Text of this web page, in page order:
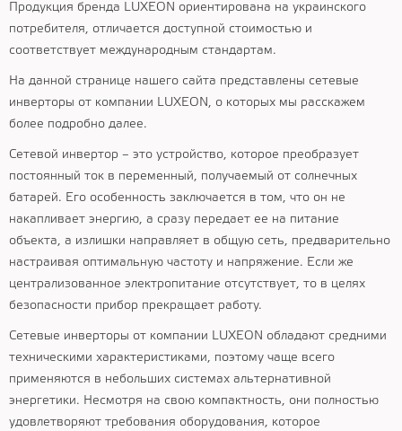
Продукция бренда LUXEON ориентирована на украинского
потребителя, отличается доступной стоимостью и
соответствует международным стандартам.
На данной странице нашего сайта представлены сетевые
инверторы от компании LUXEON, о которых мы расскажем
более подробно далее.
Сетевой инвертор – это устройство, которое преобразует
постоянный ток в переменный, получаемый от солнечных
батарей. Его особенность заключается в том, что он не
накапливает энергию, а сразу передает ее на питание
объекта, а излишки направляет в общую сеть, предварительно
настраивая оптимальную частоту и напряжение. Если же
централизованное электропитание отсутствует, то в целях
безопасности прибор прекращает работу.
Сетевые инверторы от компании LUXEON обладают средними
техническими характеристиками, поэтому чаще всего
применяются в небольших системах альтернативной
энергетики. Несмотря на свою компактность, они полностью
удовлетворяют требования оборудования, которое